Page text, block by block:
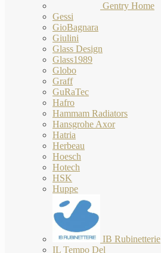
Gentry Home
Gessi
GioBagnara
Giulini
Glass Design
Glass1989
Globo
Graff
GuRaTec
Hafro
Hammam Radiators
Hansgrohe Axor
Hatria
Herbeau
Hoesch
Hotech
HSK
Huppe
IB Rubinetterie
IL Tempo Del